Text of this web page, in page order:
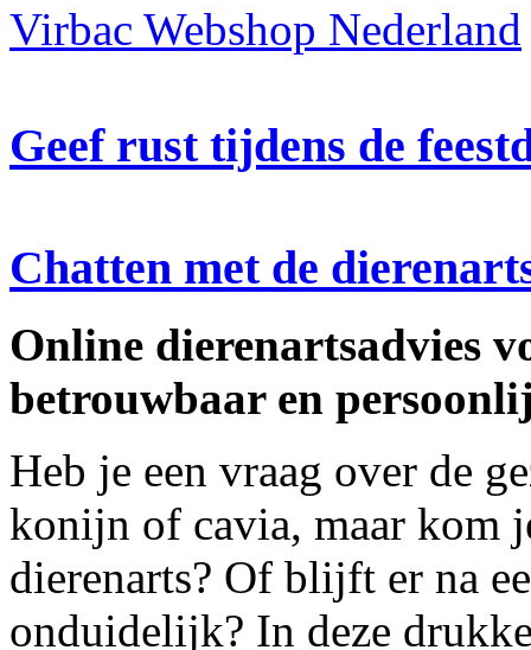
Virbac Webshop Nederland
Geef rust tijdens de
Chatten met de
Online dierenartsadvies
betrouwbaar en
Heb je een vraag over de
konijn of cavia, maar kom
dierenarts? Of blijft er na
onduidelijk? In deze